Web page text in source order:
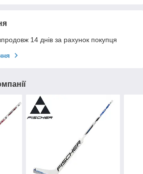
14 днів за рахунок покупця